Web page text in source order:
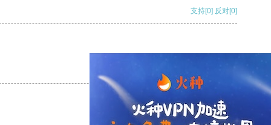
支持[0] 反对[0]